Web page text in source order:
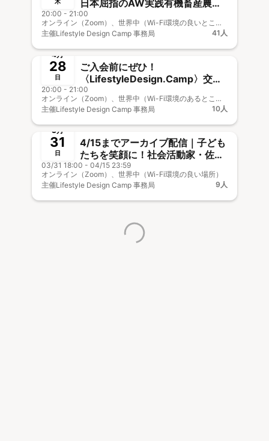
日本屈指のAW実践有機畜産農
家、小林農園の小林廉さんトーク
イベント
20:00 - 21:00
オンライン（Zoom）、世界中（Wi-Fi環境の良いところ）
主催Lifestyle Design Camp 事務局 41人
終了
4月
28
日
ご入会前にぜひ！
〈LifestyleDesign.Camp〉交流
体験イベント
20:00 - 21:00
オンライン（Zoom）、世界中（Wi-Fi環境のあるところ）
主催Lifestyle Design Camp 事務局 10人
終了
3月
31
日
4/15までアーカイブ配信｜子ども
たちを笑顔に！社会活動家・佐東
亜耶さんトークイベント
03/31 18:00 - 04/15 23:59
オンライン（Zoom）、世界中（Wi-Fi環境の良い場所）
主催Lifestyle Design Camp 事務局 9人